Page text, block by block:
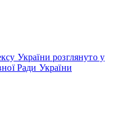
України розглянуто у
Ради України